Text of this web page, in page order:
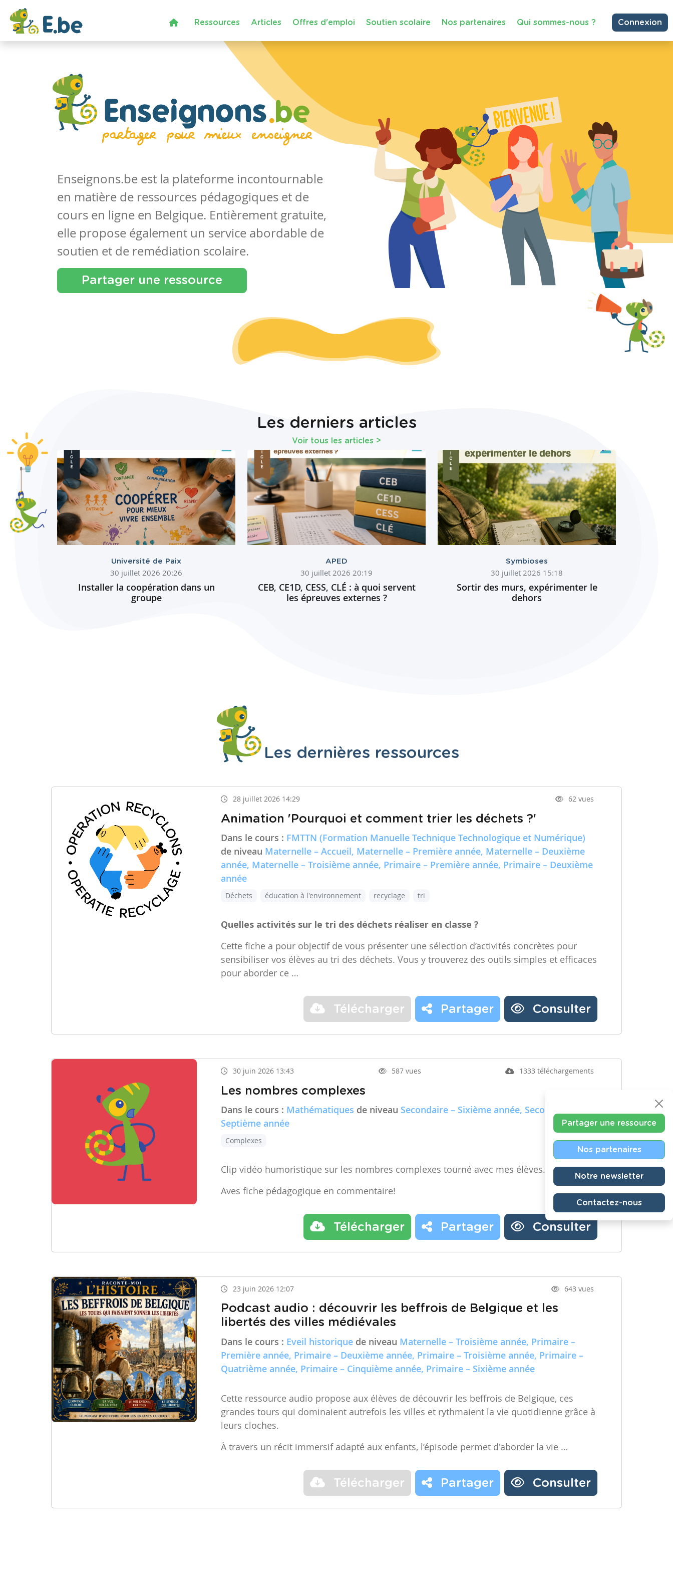
Ressources Articles Offres d'emploi Soutien scolaire Nos partenaires Qui sommes-nous ? Connexion
Enseignons.be est la plateforme incontournable
en matière de ressources pédagogiques et de
cours en ligne en Belgique. Entièrement gratuite,
elle propose également un service abordable de
soutien et de remédiation scolaire.
Partager une ressource
Les derniers articles
Voir tous les articles >
Université de Paix
30 juillet 2026 20:26
Installer la coopération dans un
groupe
APED
30 juillet 2026 20:19
CEB, CE1D, CESS, CLÉ : à quoi servent
les épreuves externes ?
Symbioses
30 juillet 2026 15:18
Sortir des murs, expérimenter le
dehors
Les dernières ressources
28 juillet 2026 14:29 62 vues
Animation 'Pourquoi et comment trier les déchets ?'
Dans le cours : FMTTN (Formation Manuelle Technique Technologique et Numérique)
de niveau Maternelle – Accueil, Maternelle – Première année, Maternelle – Deuxième
année, Maternelle – Troisième année, Primaire – Première année, Primaire – Deuxième
année
Déchets éducation à l'environnement recyclage tri
Quelles activités sur le tri des déchets réaliser en classe ?
Cette fiche a pour objectif de vous présenter une sélection d’activités concrètes pour
sensibiliser vos élèves au tri des déchets. Vous y trouverez des outils simples et efficaces
pour aborder ce …
Télécharger Partager Consulter
30 juin 2026 13:43 587 vues 1333 téléchargements
Les nombres complexes
Dans le cours : Mathématiques de niveau Secondaire – Sixième année, Secondaire –
Septième année
Complexes
Clip vidéo humoristique sur les nombres complexes tourné avec mes élèves.
Aves fiche pédagogique en commentaire!
Télécharger Partager Consulter
23 juin 2026 12:07 643 vues
Podcast audio : découvrir les beffrois de Belgique et les
libertés des villes médiévales
Dans le cours : Eveil historique de niveau Maternelle – Troisième année, Primaire –
Première année, Primaire – Deuxième année, Primaire – Troisième année, Primaire –
Quatrième année, Primaire – Cinquième année, Primaire – Sixième année
Cette ressource audio propose aux élèves de découvrir les beffrois de Belgique, ces
grandes tours qui dominaient autrefois les villes et rythmaient la vie quotidienne grâce à
leurs cloches.
À travers un récit immersif adapté aux enfants, l’épisode permet d'aborder la vie …
Télécharger Partager Consulter
Partager une ressource
Nos partenaires
Notre newsletter
Contactez-nous